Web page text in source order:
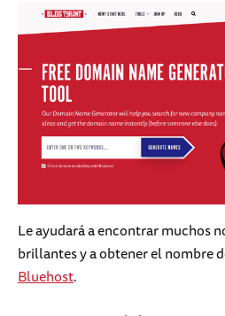
Le ayudará a encontrar muchos
brillantes y a obtener el nombre
Bluehost.